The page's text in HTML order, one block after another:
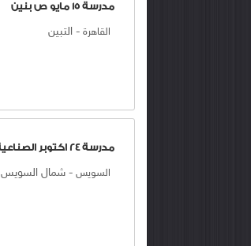
مدرسة 15 مايو ص بنين
القاهرة - التبين
مدرسة 24 اكتوبر الصناعية بنين
السويس - شمال السويس